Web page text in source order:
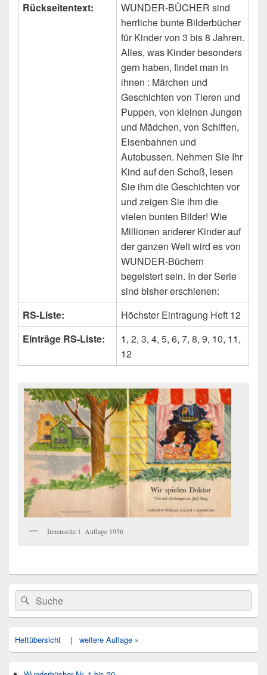
Rückseitentext:
WUNDER-BÜCHER sind
herrliche bunte Bilderbücher
für Kinder von 3 bis 8 Jahren.
Alles, was Kinder besonders
gern haben, findet man in
ihnen : Märchen und
Geschichten von Tieren und
Puppen, von kleinen Jungen
und Mädchen, von Schiffen,
Eisenbahnen und
Autobussen. Nehmen Sie Ihr
Kind auf den Schoß, lesen
Sie ihm die Geschichten vor
und zeigen Sie ihm die
vielen bunten Bilder! Wie
Millionen anderer Kinder auf
der ganzen Welt wird es von
WUNDER-Büchern
begeistert sein. In der Serie
sind bisher erschienen:
RS-Liste:
Höchster Eintragung Heft 12
Einträge RS-Liste:
1, 2, 3, 4, 5, 6, 7, 8, 9, 10, 11,
12
Innenseite 1. Auflage 1956
Primärer
Seitenleisten
Widget-
Bereich
Search
for:
Suche
Heftübersicht | weitere Auflage »